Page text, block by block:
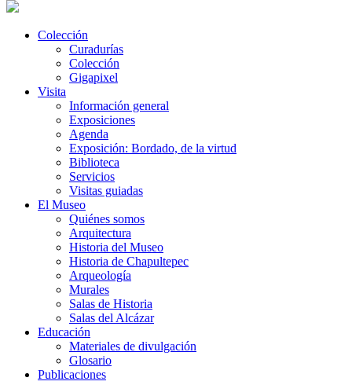
Colección
Curadurías
Colección
Gigapixel
Visita
Información general
Exposiciones
Agenda
Exposición: Bordado, de la virtud
Biblioteca
Servicios
Visitas guiadas
El Museo
Quiénes somos
Arquitectura
Historia del Museo
Historia de Chapultepec
Arqueología
Murales
Salas de Historia
Salas del Alcázar
Educación
Materiales de divulgación
Glosario
Publicaciones